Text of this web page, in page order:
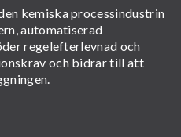
kemiska processindustrin
automatiserad
regelefterlevnad och
och bidrar till att